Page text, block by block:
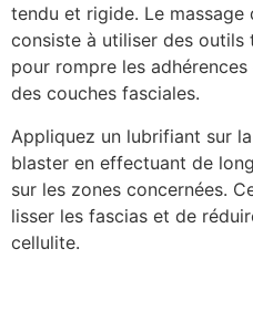
tendu et rigide. Le
consiste à utiliser des outils
pour rompre les
des couches fasciales.
Appliquez un lubrifiant sur
blaster en effectuant de
sur les zones concernées.
lisser les fascias et de
cellulite.